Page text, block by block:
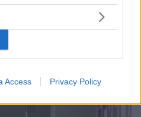
Access Privacy Policy
από την Ελλάδα